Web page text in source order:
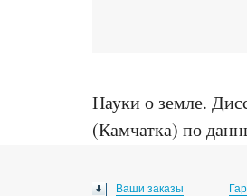
Науки о земле.
(Камчатка) по
Ваши заказы